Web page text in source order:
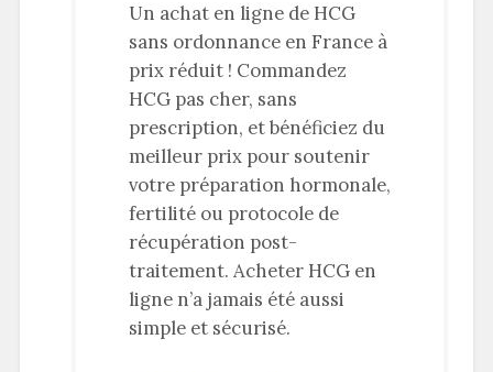
Un achat en ligne de HCG
sans ordonnance en France à
prix réduit ! Commandez
HCG pas cher, sans
prescription, et bénéficiez du
meilleur prix pour soutenir
votre préparation hormonale,
fertilité ou protocole de
récupération post-
traitement. Acheter HCG en
ligne n’a jamais été aussi
simple et sécurisé.